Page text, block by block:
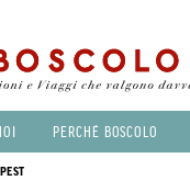
PERCHÉ BOSCOLO